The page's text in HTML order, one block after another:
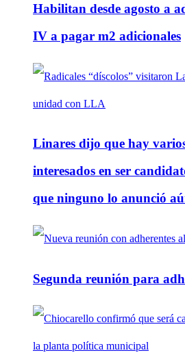
Habilitan desde agosto a
IV a pagar m2 adicionales
Linares dijo que hay
interesados en ser
que ninguno lo anunció
Segunda reunión para